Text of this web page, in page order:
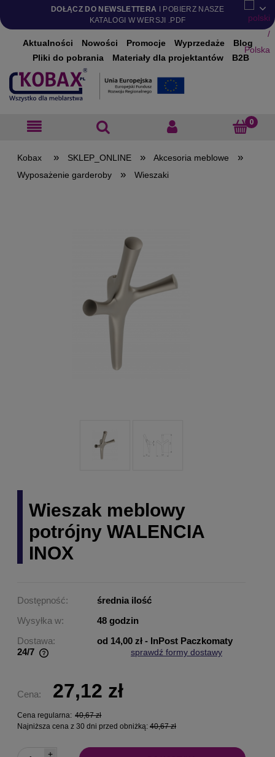
DOŁĄCZ DO NEWSLETTERA I POBIERZ NASZE
KATALOGI W WERSJI .PDF
Aktualności Nowości Promocje Wyprzedaże
Blog
Pliki do pobrania
Materiały dla projektantów B2B
» SKLEP_ONLINE » Akcesoria meblowe »
Wyposażenie garderoby » Wieszaki
Wieszak meblowy
potrójny WALENCIA
INOX
Dostępność:
średnia ilość
Wysyłka w:
48 godzin
Dostawa:
od 14,00 zł - InPost Paczkomaty
24/7
sprawdź formy dostawy
Cena: 27,12 zł
Cena regularna: 40,67 zł
Najniższa cena z 30 dni przed obniżką: 40,67 zł
+